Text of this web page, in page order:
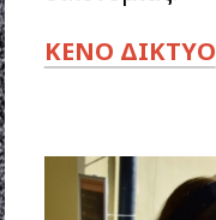
ΚΕΝΟ ΔΙΚΤΥΟ